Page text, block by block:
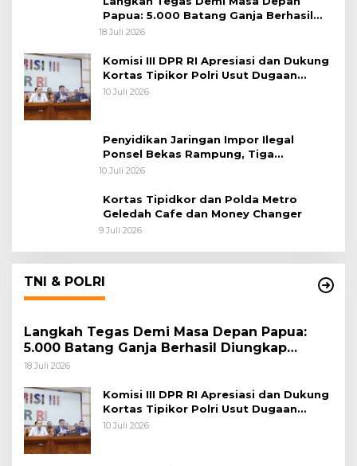
Papua: 5.000 Batang Ganja Berhasil
Diungkap Koops TNI Habema
18 Juli 2026
Komisi III DPR RI Apresiasi dan Dukung
Kortas Tipikor Polri Usut Dugaan
Korupsi Batu Bara
10 Juli 2026
Penyidikan Jaringan Impor Ilegal
Ponsel Bekas Rampung, Tiga
Tersangka Sudah P-21 dan Satu Buron
10 Juli 2026
Kortas Tipidkor dan Polda Metro
Geledah Cafe dan Money Changer
9 Juli 2026
TNI & POLRI
Langkah Tegas Demi Masa Depan Papua:
5.000 Batang Ganja Berhasil Diungkap
Koops TNI Habema
18 Juli 2026
Komisi III DPR RI Apresiasi dan Dukung
Kortas Tipikor Polri Usut Dugaan
Korupsi Batu Bara
10 Juli 2026